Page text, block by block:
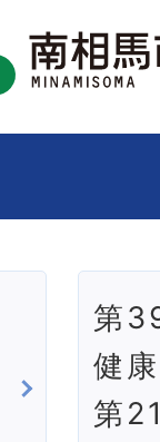
第
健
第